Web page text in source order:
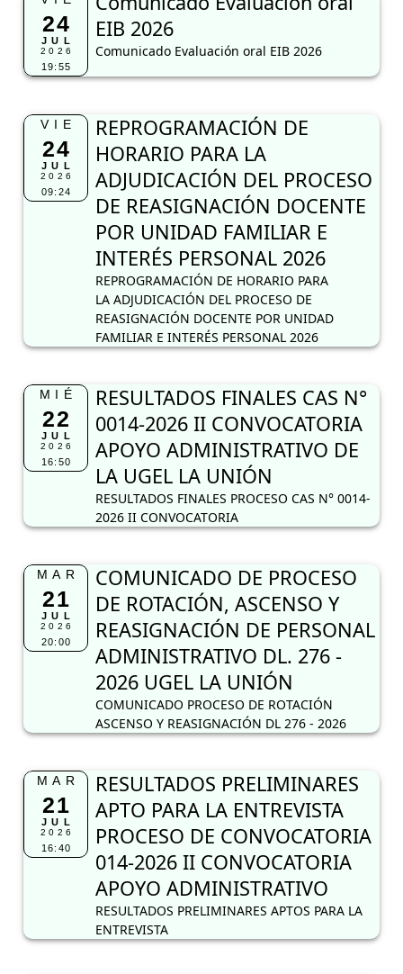
24
JUL
2026
19:55
EIB 2026
Comunicado Evaluación oral EIB 2026
VIE
24
JUL
2026
09:24
REPROGRAMACIÓN DE
HORARIO PARA LA
ADJUDICACIÓN DEL PROCESO
DE REASIGNACIÓN DOCENTE
POR UNIDAD FAMILIAR E
INTERÉS PERSONAL 2026
REPROGRAMACIÓN DE HORARIO PARA
LA ADJUDICACIÓN DEL PROCESO DE
REASIGNACIÓN DOCENTE POR UNIDAD
FAMILIAR E INTERÉS PERSONAL 2026
MIÉ
22
JUL
2026
16:50
RESULTADOS FINALES CAS N°
0014-2026 II CONVOCATORIA
APOYO ADMINISTRATIVO DE
LA UGEL LA UNIÓN
RESULTADOS FINALES PROCESO CAS N° 0014-
2026 II CONVOCATORIA
MAR
21
JUL
2026
20:00
COMUNICADO DE PROCESO
DE ROTACIÓN, ASCENSO Y
REASIGNACIÓN DE PERSONAL
ADMINISTRATIVO DL. 276 -
2026 UGEL LA UNIÓN
COMUNICADO PROCESO DE ROTACIÓN
ASCENSO Y REASIGNACIÓN DL 276 - 2026
MAR
21
JUL
2026
16:40
RESULTADOS PRELIMINARES
APTO PARA LA ENTREVISTA
PROCESO DE CONVOCATORIA
014-2026 II CONVOCATORIA
APOYO ADMINISTRATIVO
RESULTADOS PRELIMINARES APTOS PARA LA
ENTREVISTA